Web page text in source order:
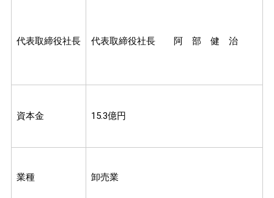
代表取締役社長 代表取締役社長 阿 部 健 治
資本金 15.3億円
業種 卸売業